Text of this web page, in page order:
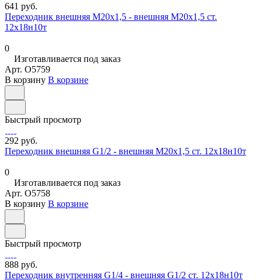
641 руб.
Переходник внешняя М20х1,5 - внешняя М20х1,5 ст.
12х18н10т
0
Изготавливается под заказ
Арт. O5759
В корзину В корзине
Быстрый просмотр
292 руб.
Переходник внешняя G1/2 - внешняя М20х1,5 ст. 12х18н10т
0
Изготавливается под заказ
Арт. O5758
В корзину В корзине
Быстрый просмотр
888 руб.
Переходник внутренняя G1/4 - внешняя G1/2 ст. 12х18н10т